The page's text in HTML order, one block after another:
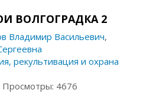
ВОЛГОГРАДКА 2
Владимир Васильевич,
рекультивация и охрана
4676